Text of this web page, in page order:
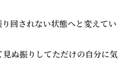
回されない状態へと変えてい
見ぬ振りしてただけの自分に気